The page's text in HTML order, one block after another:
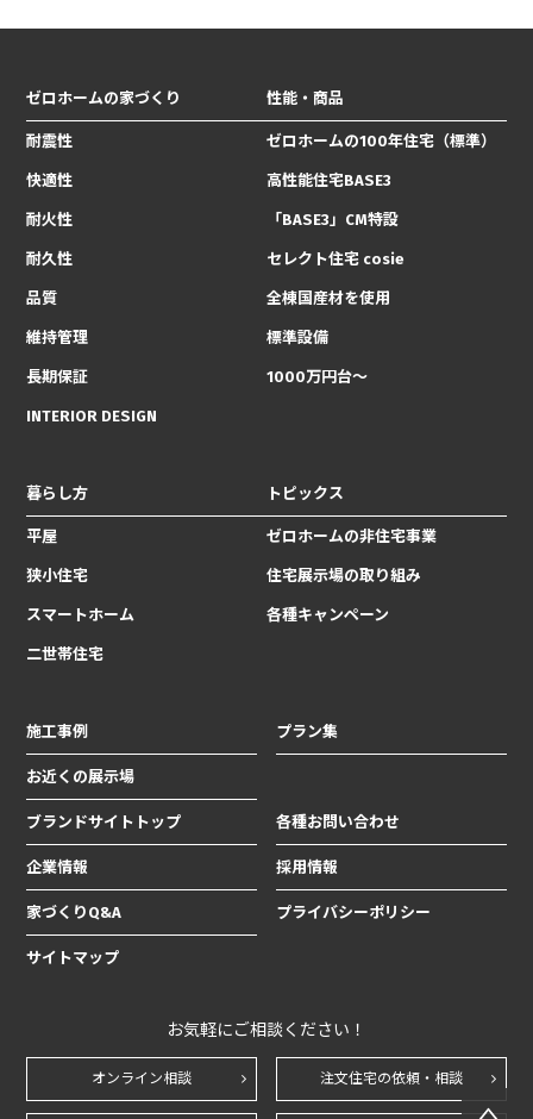
ゼロホームの家づくり
耐震性
快適性
耐火性
耐久性
品質
維持管理
長期保証
INTERIOR DESIGN
性能・商品
ゼロホームの100年住宅（標準）
高性能住宅BASE3
「BASE3」CM特設
セレクト住宅 cosie
全棟国産材を使用
標準設備
1000万円台〜
暮らし方
平屋
狭小住宅
スマートホーム
二世帯住宅
トピックス
ゼロホームの非住宅事業
住宅展示場の取り組み
各種キャンペーン
施工事例 プラン集
お近くの展示場
ブランドサイトトップ 各種お問い合わせ
企業情報 採用情報
家づくりQ&A プライバシーポリシー
サイトマップ
お気軽にご相談ください！
オンライン相談 注文住宅の依頼・相談